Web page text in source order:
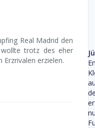
Real Madrid den
wollte trotz des eher
Erzrivalen erzielen.